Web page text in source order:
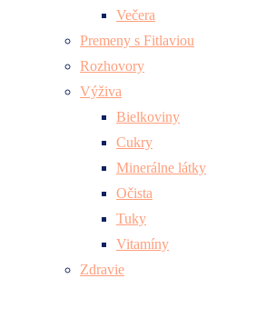
Večera
Premeny s Fitlaviou
Rozhovory
Výživa
Bielkoviny
Cukry
Minerálne látky
Očista
Tuky
Vitamíny
Zdravie